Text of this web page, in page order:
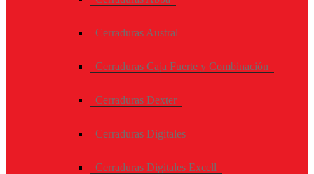
Cerraduras Austral
Cerraduras Caja Fuerte y Combinación
Cerraduras Dexter
Cerraduras Digitales
Cerraduras Digitales Excell